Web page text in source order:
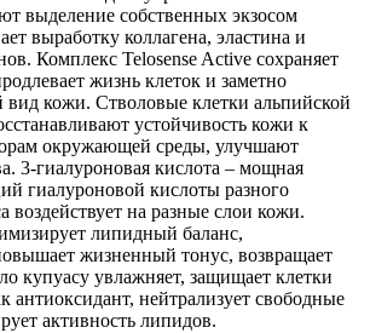
выделение собственных экзосом
выработку коллагена, эластина и
Комплекс Telosense Active сохраняет
жизнь клеток и заметно
кожи. Стволовые клетки альпийской
устойчивость кожи к
окружающей среды, улучшают
3-гиалуроновая кислота – мощная
гиалуроновой кислоты разного
воздействует на разные слои кожи.
липидный баланс,
жизненный тонус, возвращает
купуасу увлажняет, защищает клетки
антиоксидант, нейтрализует свободные
активность липидов.